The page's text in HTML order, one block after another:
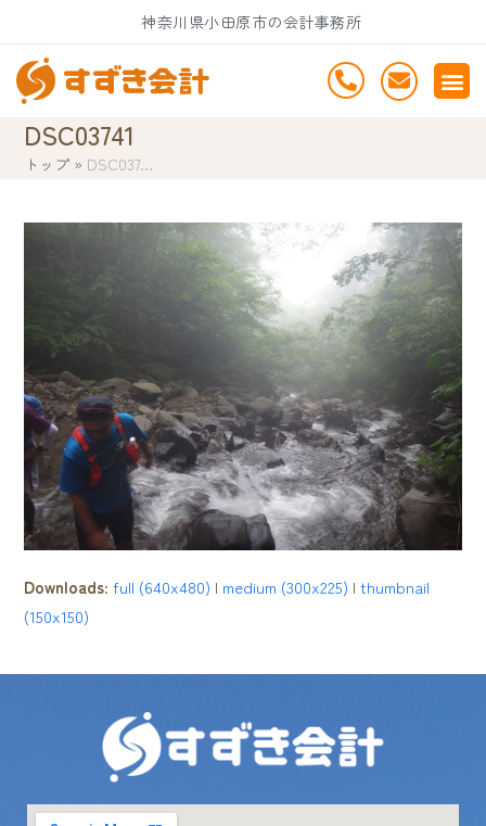
content
神奈川県小田原市の会計事務所
DSC03741
トップ » DSC037…
Downloads:full (640x480) | medium (300x225) |thumbnail
(150x150)